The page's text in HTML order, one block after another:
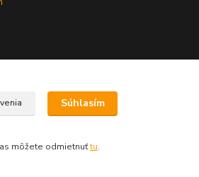
sběr cookies.
VEGA-TAKÁČ,s.r.o.
Súhlasím
môžete odmietnuťtu.